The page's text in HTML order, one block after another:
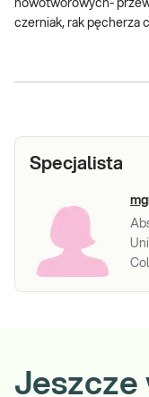
nowotworowych-
czerniak, rak pęcherza
Specjalista
Jeszcze